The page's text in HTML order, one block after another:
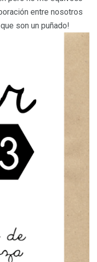
entre nosotros
son un puñado!